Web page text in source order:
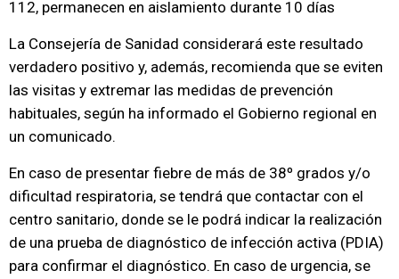
112, permanecen en aislamiento durante 10 días
La Consejería de Sanidad considerará este resultado
verdadero positivo y, además, recomienda que se eviten
las visitas y extremar las medidas de prevención
habituales, según ha informado el Gobierno regional en
un comunicado.
En caso de presentar fiebre de más de 38º grados y/o
dificultad respiratoria, se tendrá que contactar con el
centro sanitario, donde se le podrá indicar la realización
de una prueba de diagnóstico de infección activa (PDIA)
para confirmar el diagnóstico. En caso de urgencia, se